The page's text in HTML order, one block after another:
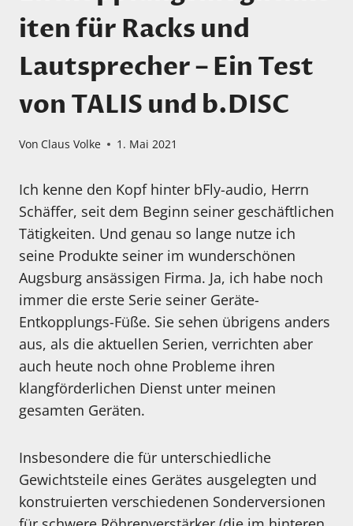
iten für Racks und
Lautsprecher – Ein Test
von TALIS und b.DISC
Von Claus Volke 1. Mai 2021
Ich kenne den Kopf hinter bFly-audio, Herrn
Schäffer, seit dem Beginn seiner geschäftlichen
Tätigkeiten. Und genau so lange nutze ich
seine Produkte seiner im wunderschönen
Augsburg ansässigen Firma. Ja, ich habe noch
immer die erste Serie seiner Geräte-
Entkopplungs-Füße. Sie sehen übrigens anders
aus, als die aktuellen Serien, verrichten aber
auch heute noch ohne Probleme ihren
klangförderlichen Dienst unter meinen
gesamten Geräten.
Insbesondere die für unterschiedliche
Gewichtsteile eines Gerätes ausgelegten und
konstruierten verschiedenen Sonderversionen